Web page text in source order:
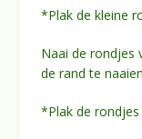
*Plak de kleine
Naai de rondjes
de rand te
*Plak de rondjes